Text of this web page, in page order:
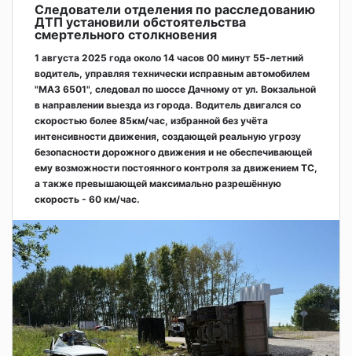
Следователи отделения по расследованию
ДТП установили обстоятельства
смертельного столкновения
1 августа 2025 года около 14 часов 00 минут 55-летний
водитель, управляя технически исправным автомобилем
"МАЗ 6501", следовал по шоссе Дачному от ул. Вокзальной
в направлении выезда из города. Водитель двигался со
скоростью более 85км/час, избранной без учёта
интенсивности движения, создающей реальную угрозу
безопасности дорожного движения и не обеспечивающей
ему возможности постоянного контроля за движением ТС,
а также превышающей максимально разрешённую
скорость - 60 км/час.